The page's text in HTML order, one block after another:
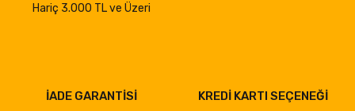
Hariç 3.000 TL ve Üzeri
İADE GARANTİSİ KREDİ KARTI SEÇENEĞİ